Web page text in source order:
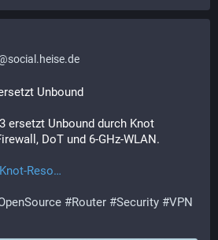
Unbound
ersetzt Unbound durch Knot
DoT und 6-GHz-WLAN.
Reso
#Router #Security #VPN